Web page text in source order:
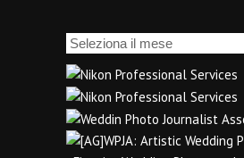
Archivi